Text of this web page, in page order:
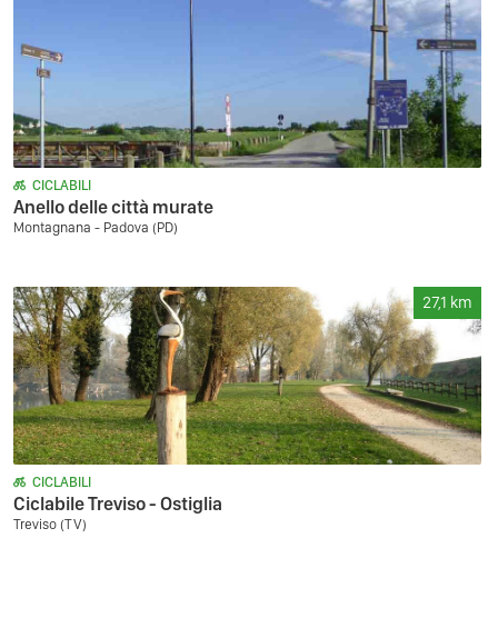
CICLABILI
Anello delle città murate
Montagnana - Padova (PD)
27,1 km
CICLABILI
Ciclabile Treviso - Ostiglia
Treviso (TV)